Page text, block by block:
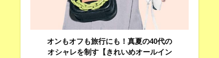
オンもオフも旅行にも！真夏の40代の
オシャレを制す【きれいめオールイン